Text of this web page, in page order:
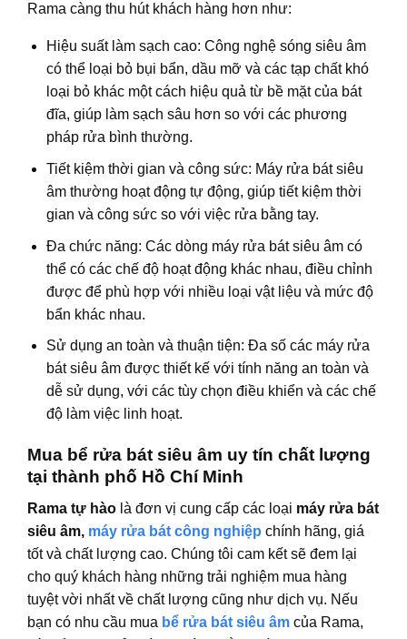
Rama càng thu hút khách hàng hơn như:
Hiệu suất làm sạch cao: Công nghệ sóng siêu âm
có thể loại bỏ bụi bẩn, dầu mỡ và các tạp chất khó
loại bỏ khác một cách hiệu quả từ bề mặt của bát
đĩa, giúp làm sạch sâu hơn so với các phương
pháp rửa bình thường.
Tiết kiệm thời gian và công sức: Máy rửa bát siêu
âm thường hoạt động tự động, giúp tiết kiệm thời
gian và công sức so với việc rửa bằng tay.
Đa chức năng: Các dòng máy rửa bát siêu âm có
thể có các chế độ hoạt động khác nhau, điều chỉnh
được để phù hợp với nhiều loại vật liệu và mức độ
bẩn khác nhau.
Sử dụng an toàn và thuận tiện: Đa số các máy rửa
bát siêu âm được thiết kế với tính năng an toàn và
dễ sử dụng, với các tùy chọn điều khiển và các chế
độ làm việc linh hoạt.
Mua bể rửa bát siêu âm uy tín chất lượng
tại thành phố Hồ Chí Minh
Rama tự hào là đơn vị cung cấp các loại máy rửa bát
siêu âm, máy rửa bát công nghiệp chính hãng, giá
tốt và chất lượng cao. Chúng tôi cam kết sẽ đem lại
cho quý khách hàng những trải nghiệm mua hàng
tuyệt vời nhất về chất lượng cũng như dịch vụ. Nếu
bạn có nhu cầu mua bể rửa bát siêu âm của Rama,